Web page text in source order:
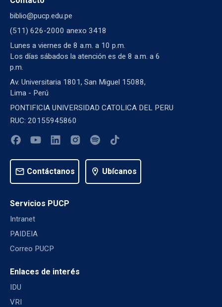
biblio@pucp.edu.pe
(511) 626-2000 anexo 3418
Lunes a viernes de 8 a.m. a 10 p.m.
Los días sábados la atención es de 8 a.m. a 6
p.m.
Av. Universitaria 1801, San Miguel 15088,
Lima - Perú
PONTIFICIA UNIVERSIDAD CATOLICA DEL PERU
RUC: 20155945860
mail Contáctanos location_on Ubícanos
Servicios PUCP
Intranet
PAIDEIA
Correo PUCP
Enlaces de interés
IDU
VRI